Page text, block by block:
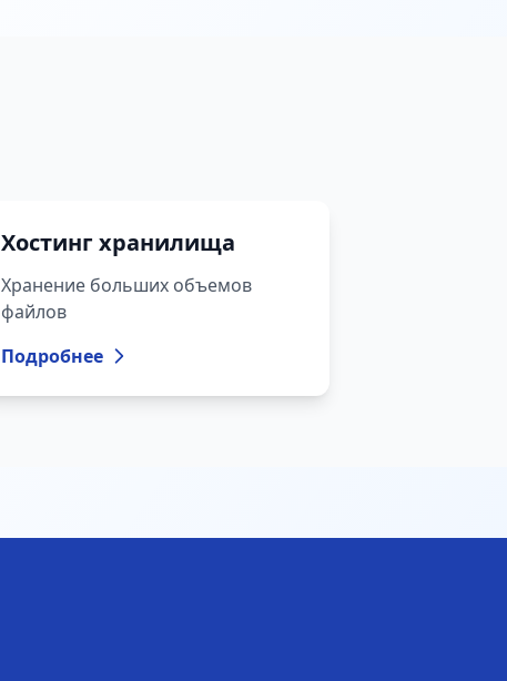
Хостинг хранилища
Хранение больших объемов
файлов
Подробнее